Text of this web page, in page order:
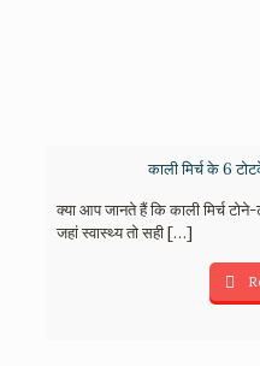
काली मिर्च के 6
क्या आप जानते हैं कि काली मिर्च
जहां स्वास्थ्य तो सही[…]